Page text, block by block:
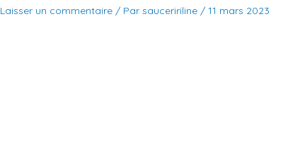
Laisser un commentaire / Par sauceririline / 11 mars 2023